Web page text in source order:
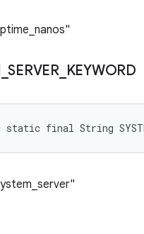
_SERVER_ KEYWORD
final String